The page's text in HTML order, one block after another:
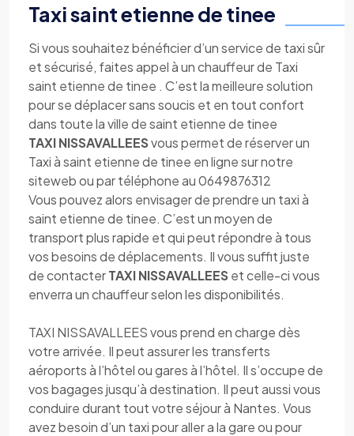
Taxi saint etienne de tinee
Si vous souhaitez bénéficier d’un service de taxi sûr
et sécurisé, faites appel à un chauffeur de Taxi
saint etienne de tinee . C’est la meilleure solution
pour se déplacer sans soucis et en tout confort
dans toute la ville de saint etienne de tinee
TAXI NISSAVALLEESvous permet de réserver un
Taxi à saint etienne de tinee en ligne sur notre
siteweb ou par téléphone au 0649876312
Vous pouvez alors envisager de prendre un taxi à
saint etienne de tinee. C’est un moyen de
transport plus rapide et qui peut répondre à tous
vos besoins de déplacements. Il vous suffit juste
de contacterTAXI NISSAVALLEES et celle-ci vous
enverra un chauffeur selon les disponibilités.
TAXI NISSAVALLEES vous prend en charge dès
votre arrivée. Il peut assurer les transferts
aéroports à l’hôtel ou gares à l’hôtel. Il s’occupe de
vos bagages jusqu’à destination. Il peut aussi vous
conduire durant tout votre séjour à Nantes. Vous
avez besoin d’un taxi pour aller a la gare ou pour